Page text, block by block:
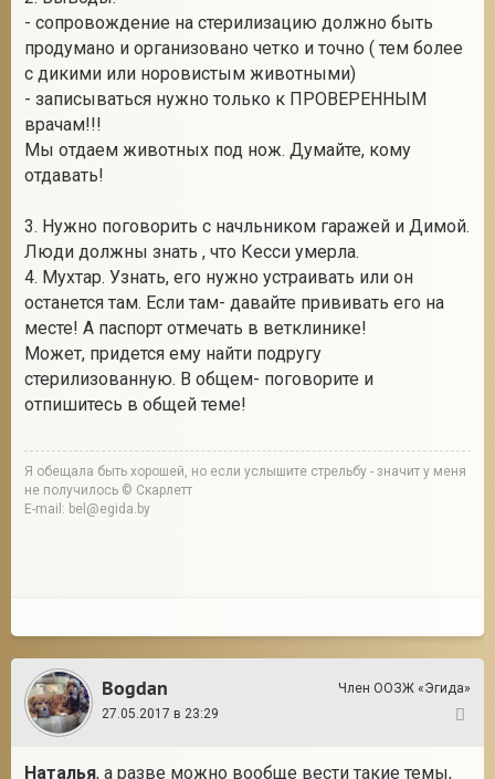
- сопровождение на стерилизацию должно быть
продумано и организовано четко и точно ( тем более
с дикими или норовистым животными)
- записываться нужно только к ПРОВЕРЕННЫМ
врачам!!!
Мы отдаем животных под нож. Думайте, кому
отдавать!
3. Нужно поговорить с начльником гаражей и Димой.
Люди должны знать , что Кесси умерла.
4. Мухтар. Узнать, его нужно устраивать или он
останется там. Если там- давайте прививать его на
месте! А паспорт отмечать в ветклинике!
Может, придется ему найти подругу
стерилизованную. В общем- поговорите и
отпишитесь в общей теме!
Я обещала быть хорошей, но если услышите стрельбу - значит у меня
не получилось © Скарлетт
E-mail: bel@egida.by
Bogdan
Член ООЗЖ «Эгида»
27.05.2017 в 23:29
Наталья, а разве можно вообще вести такие темы,